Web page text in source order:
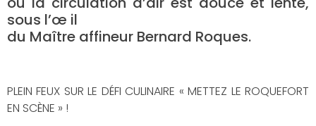
sous l’œ il
du Maître affineur Bernard Roques.
PLEIN FEUX SUR LE DÉFI CULINAIRE « METTEZ LE ROQUEFORT
EN SCÈNE » !